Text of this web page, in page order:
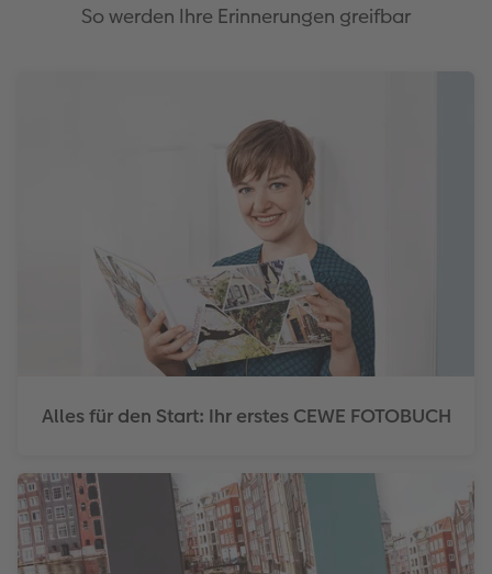
So werden Ihre Erinnerungen greifbar
Alles für den Start: Ihr erstes CEWE FOTOBUCH